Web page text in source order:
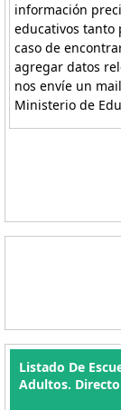
información
educativos tanto
caso de
agregar datos
nos envíe un
Ministerio de
Listado De
Adultos.